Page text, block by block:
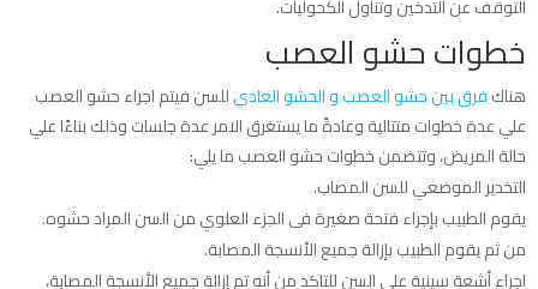
التوقف عن التدخين وتناول الكحوليات.
خطوات حشو العصب
هناكفرق بين حشو العصب و الحشو العادىللسن فيتم اجراء حشو العصب
علي عدة خطوات متتالية وعادةً ما يستغرق الامر عدة جلسات وذلك بناءًا علي
حالة المريض، وتتضمن خطوات حشو العصب ما يلي:
التخدير الموضعي للسن المصاب.
يقوم الطبيب بإجراء فتحة صغيرة فى الجزء العلوي من السن المراد حشوه.
من ثم يقوم الطبيب بإزالة جميع الأنسجة المصابة.
اجراء أشعة سينية علي السن للتاكد من أنه تم إزالة جميع الأنسجة المصابة،